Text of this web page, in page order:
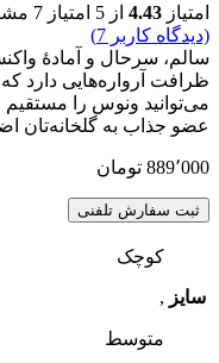
امتیاز 4.43 از 5 امتیاز 7
(دیدگاه کاربر 7
)
ظرافت آرواره‌هایی دارد
می‌توانید ونوس را
عضو جذاب به گلخانه‌تان
889٬000 تومان
ثبت سفارش تلفنی
سایز
کوچک
,
متوسط